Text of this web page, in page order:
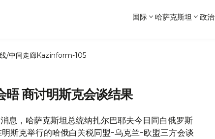
国际 哈萨克斯坦 政治
/中间走廊Kazinform-105
晤 商讨明斯克会谈结果
息，哈萨克斯坦总统纳扎尔巴耶夫今日同白俄罗斯
斯克举行的哈俄白关税同盟-乌克兰-欧盟三方会谈